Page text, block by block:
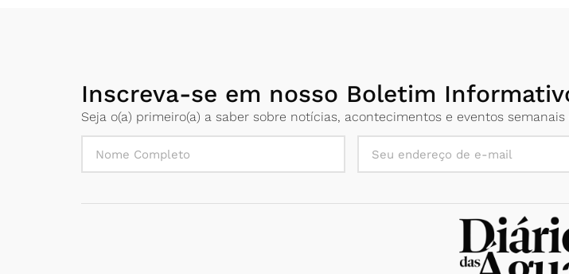
Inscreva-se em nosso Boletim
Seja o(a) primeiro(a) a saber sobre notícias, acontecimentos e eventos